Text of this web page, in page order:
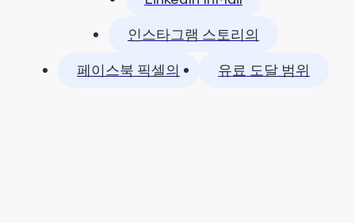
인스타그램 스토리의
페이스북 픽셀의
유료 도달 범위